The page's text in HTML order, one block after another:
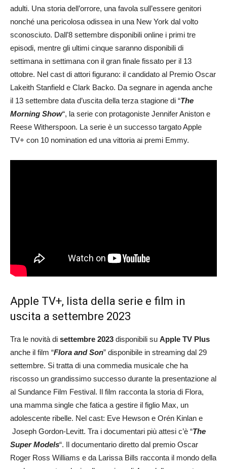
adulti. Una storia dell’orrore, una favola sull’essere genitori
nonché una pericolosa odissea in una New York dal volto
sconosciuto. Dall’8 settembre disponibili online i primi tre
episodi, mentre gli ultimi cinque saranno disponibili di
settimana in settimana con il gran finale fissato per il 13
ottobre. Nel cast di attori figurano: il candidato al Premio Oscar
Lakeith Stanfield e Clark Backo. Da segnare in agenda anche
il 13 settembre data d’uscita della terza stagione di “The
Morning Show“, la serie con protagoniste Jennifer Aniston e
Reese Witherspoon. La serie è un successo targato Apple
TV+ con 10 nomination ed una vittoria ai premi Emmy.
Apple TV+, lista della serie e film in
uscita a settembre 2023
Tra le novità di settembre 2023 disponibili su Apple TV Plus
anche il film “Flora and Son” disponibile in streaming dal 29
settembre. Si tratta di una commedia musicale che ha
riscosso un grandissimo successo durante la presentazione al
al Sundance Film Festival. Il film racconta la storia di Flora,
una mamma single che fatica a gestire il figlio Max, un
adolescente ribelle. Nel cast: Eve Hewson e Orén Kinlan e
Joseph Gordon-Levitt. Tra i documentari più attesi c’è “The
Super Models“. Il documentario diretto dal premio Oscar
Roger Ross Williams e da Larissa Bills racconta il mondo della